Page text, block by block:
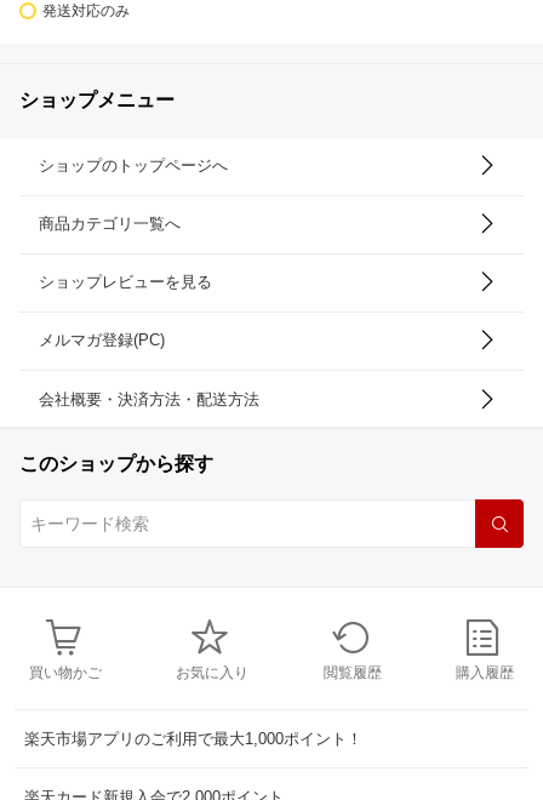
発送対応のみ
ショップメニュー
ショップのトップページへ
商品カテゴリ一覧へ
ショップレビューを見る
メルマガ登録(PC)
会社概要・決済方法・配送方法
このショップから探す
買い物かご お気に入り 閲覧履歴 購入履歴
楽天市場アプリのご利用で最大1,000ポイント！